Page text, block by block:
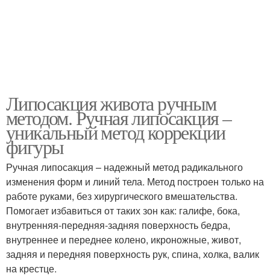
Липосакция живота ручным
методом. Ручная липосакция –
уникальный метод коррекции
фигуры
Ручная липосакция – надежный метод радикального
изменения форм и линий тела. Метод построен только на
работе руками, без хирургического вмешательства.
Помогает избавиться от таких зон как: галифе, бока,
внутренняя-передняя-задняя поверхность бедра,
внутреннее и переднее колено, икроножные, живот,
задняя и передняя поверхность рук, спина, холка, валик
на крестце.